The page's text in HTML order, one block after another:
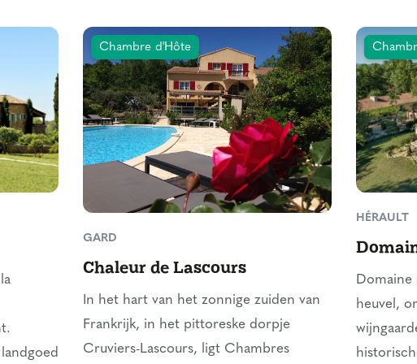
Chambre d'Hôte
GARD
Chaleur de Lascours
In het hart van het zonnige zuiden van
Frankrijk, in het pittoreske dorpje
Cruviers-Lascours, ligt Chambres
HÉRAULT
Domaine
heuvel,